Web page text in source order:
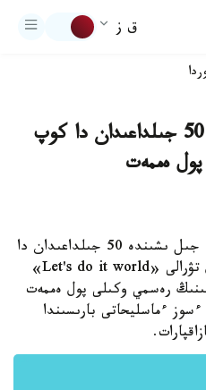
ق ز
سوڭعى 10 جىل ىشىندە 50 جىلداعىدان دا كوپ
ەممەت
استانا. قازاقپارات - سوڭعى 10 جىل ىشىندە 50 جىلداعىدان دا
كوپ پلاستيك وندىرىلگەن. بۇل تۋرالى «Let's do it world»
رەسمي وكىلى پول ەممەت
ءماسليحاتى بارىسىندا